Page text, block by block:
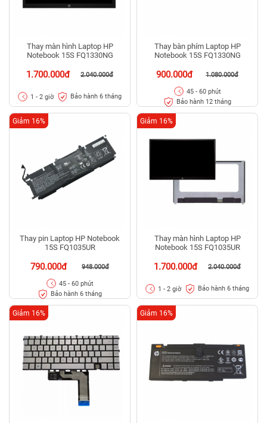
Thay màn hình Laptop HP
Notebook 15S FQ1330NG
1.700.000đ 2.040.000đ
1 - 2 giờ Bảo hành 6 tháng
Thay bàn phím Laptop HP
Notebook 15S FQ1330NG
900.000đ 1.080.000đ
45 - 60 phút
Bảo hành 12 tháng
Thay pin Laptop HP Notebook
15S FQ1035UR
790.000đ 948.000đ
Giảm 16%
45 - 60 phút
Bảo hành 6 tháng
Thay màn hình Laptop HP
Notebook 15S FQ1035UR
1.700.000đ 2.040.000đ
Giảm 16%
1 - 2 giờ Bảo hành 6 tháng
Giảm 16% Giảm 16%